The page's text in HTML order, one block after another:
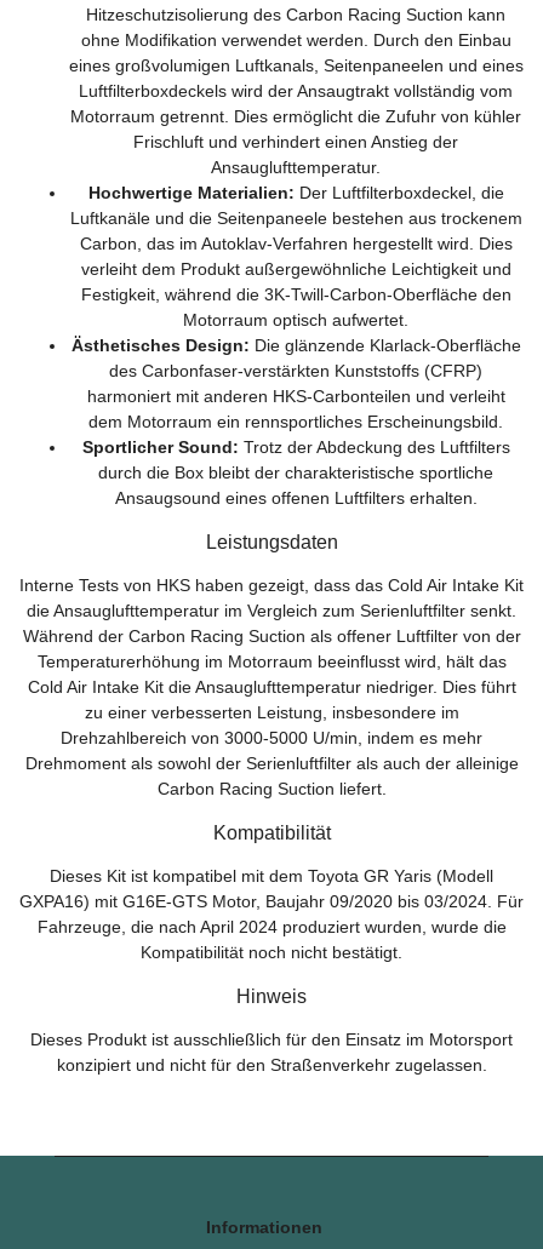
Hitzeschutzisolierung des Carbon Racing Suction kann
ohne Modifikation verwendet werden. Durch den Einbau
eines großvolumigen Luftkanals, Seitenpaneelen und eines
Luftfilterboxdeckels wird der Ansaugtrakt vollständig vom
Motorraum getrennt. Dies ermöglicht die Zufuhr von kühler
Frischluft und verhindert einen Anstieg der
Ansauglufttemperatur.
Hochwertige Materialien: Der Luftfilterboxdeckel, die
Luftkanäle und die Seitenpaneele bestehen aus trockenem
Carbon, das im Autoklav-Verfahren hergestellt wird. Dies
verleiht dem Produkt außergewöhnliche Leichtigkeit und
Festigkeit, während die 3K-Twill-Carbon-Oberfläche den
Motorraum optisch aufwertet.
Ästhetisches Design: Die glänzende Klarlack-Oberfläche
des Carbonfaser-verstärkten Kunststoffs (CFRP)
harmoniert mit anderen HKS-Carbonteilen und verleiht
dem Motorraum ein rennsportliches Erscheinungsbild.
Sportlicher Sound: Trotz der Abdeckung des Luftfilters
durch die Box bleibt der charakteristische sportliche
Ansaugsound eines offenen Luftfilters erhalten.
Leistungsdaten
Interne Tests von HKS haben gezeigt, dass das Cold Air Intake Kit
die Ansauglufttemperatur im Vergleich zum Serienluftfilter senkt.
Während der Carbon Racing Suction als offener Luftfilter von der
Temperaturerhöhung im Motorraum beeinflusst wird, hält das
Cold Air Intake Kit die Ansauglufttemperatur niedriger. Dies führt
zu einer verbesserten Leistung, insbesondere im
Drehzahlbereich von 3000-5000 U/min, indem es mehr
Drehmoment als sowohl der Serienluftfilter als auch der alleinige
Carbon Racing Suction liefert.
Kompatibilität
Dieses Kit ist kompatibel mit dem Toyota GR Yaris (Modell
GXPA16) mit G16E-GTS Motor, Baujahr 09/2020 bis 03/2024. Für
Fahrzeuge, die nach April 2024 produziert wurden, wurde die
Kompatibilität noch nicht bestätigt.
Hinweis
Dieses Produkt ist ausschließlich für den Einsatz im Motorsport
konzipiert und nicht für den Straßenverkehr zugelassen.
Informationen